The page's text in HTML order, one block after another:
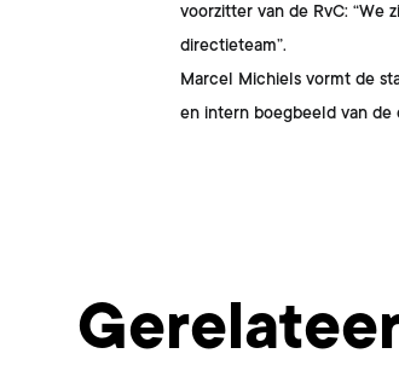
voorzitter van de RvC:
directieteam”.
Marcel Michiels vormt de
en intern boegbeeld van de